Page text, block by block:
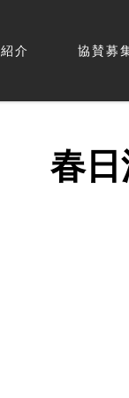
介 協賛募
春日